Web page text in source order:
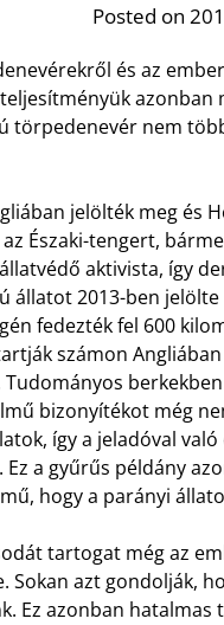
Posted on
és az
azonban
törpedenevér nem
jelölték meg és
Északi-tengert,
aktivista, így
állatot 2013-ben
fedezték fel 600
számon
bizonyítékot még
így a jeladóval
a gyűrűs példány
hogy a parányi
tartogat még az
Sokan azt gondolják,
Ez azonban hatalmas